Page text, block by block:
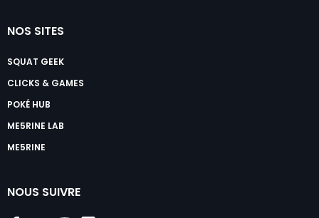
NOS SITES
SQUAT GEEK
CLICKS & GAMES
POKÉ HUB
ME5RINE LAB
ME5RINE
NOUS SUIVRE